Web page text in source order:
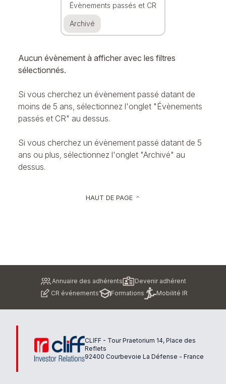
Évènements passés et CR
Archivé
Aucun évènement à afficher avec les filtres
sélectionnés.
Si vous cherchez un évènement passé datant de
moins de 5 ans, sélectionnez l'onglet "Évènements
passés et CR" au dessus.
Si vous cherchez un évènement passé datant de 5
ans ou plus, sélectionnez l'onglet "Archivé" au
dessus.
HAUT DE PAGE keyboard_arrow_up
Annuaire des adhérents
Devenir adhérent
CR événements
Formations Mobilité IR
CLIFF - Tour Praetorium 14, Place des
Reflets
92400 Courbevoie La Défense - France